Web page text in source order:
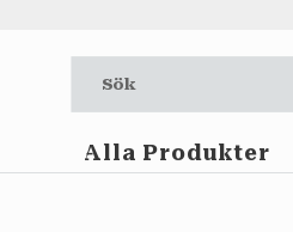
Alla Produkter